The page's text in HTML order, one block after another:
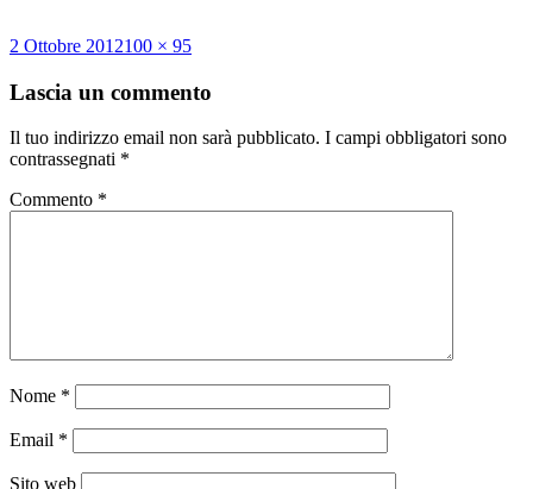
Scritto
2 Ottobre 2012Dimensione
100 × 95
Lascia un commento
Il tuo indirizzo email non sarà pubblicato. I campi obbligatori sono
contrassegnati *
Commento *
Nome *
Email *
Sito web